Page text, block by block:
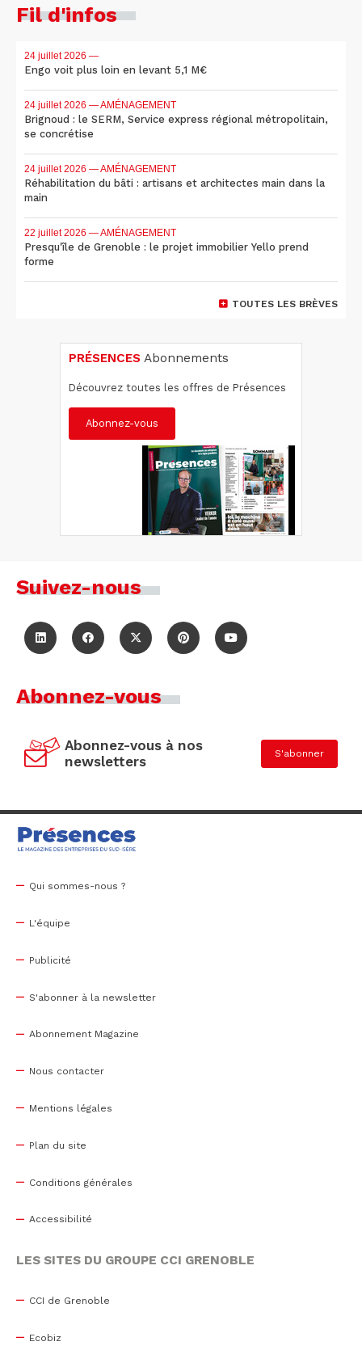
Fil d'infos
24 juillet 2026 —
Engo voit plus loin en levant 5,1 M€
24 juillet 2026 — AMÉNAGEMENT
Brignoud : le SERM, Service express régional métropolitain,
se concrétise
24 juillet 2026 — AMÉNAGEMENT
Réhabilitation du bâti : artisans et architectes main dans la
main
22 juillet 2026 — AMÉNAGEMENT
Presqu'île de Grenoble : le projet immobilier Yello prend
forme
TOUTES LES BRÈVES
PRÉSENCES Abonnements
Découvrez toutes les offres de Présences
Abonnez-vous
Suivez-nous
Abonnez-vous
Abonnez-vous à nos
newsletters
S'abonner
Qui sommes-nous ?
L'équipe
Publicité
S'abonner à la newsletter
Abonnement Magazine
Nous contacter
Mentions légales
Plan du site
Conditions générales
Accessibilité
LES SITES DU GROUPE CCI GRENOBLE
CCI de Grenoble
Ecobiz